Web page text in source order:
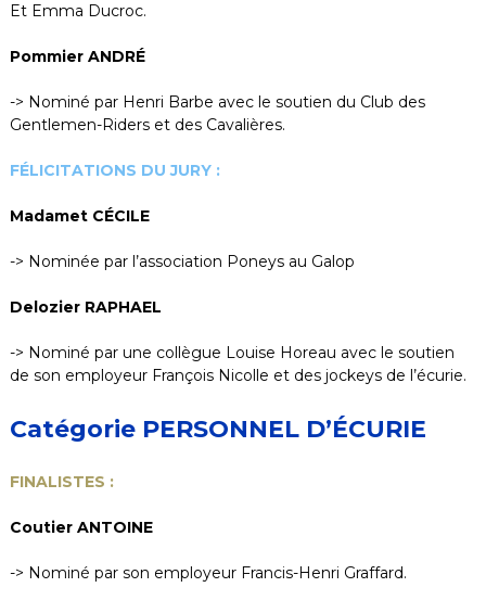
Et Emma Ducroc.
Pommier ANDRÉ
-> Nominé par Henri Barbe avec le soutien du Club des
Gentlemen-Riders et des Cavalières.
FÉLICITATIONS DU JURY :
Madamet CÉCILE
-> Nominée par l’association Poneys au Galop
Delozier RAPHAEL
-> Nominé par une collègue Louise Horeau avec le soutien
de son employeur François Nicolle et des jockeys de l’écurie.
Catégorie PERSONNEL D’ÉCURIE
FINALISTES :
Coutier ANTOINE
-> Nominé par son employeur Francis-Henri Graffard.